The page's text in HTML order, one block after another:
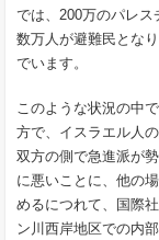
では、200万のパレス
数万人が避難民とな
でいます。
このような状況の中
方で、イスラエル人
双方の側で急進派が
に悪いことに、他の
めるにつれて、国際
ン川西岸地区での内